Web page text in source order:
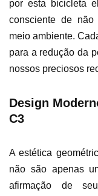
por esta bicicleta
consciente de
meio ambiente.
para a redução da
nossos preciosos
Design
C3
A estética
não são apenas
afirmação de